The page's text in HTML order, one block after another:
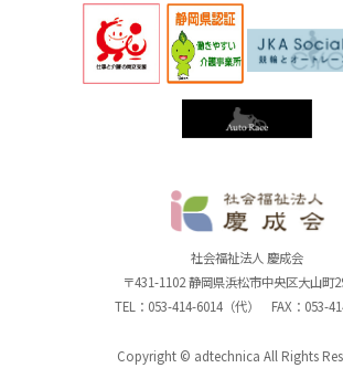
社会福祉法人 慶成会
〒431-1102 静岡県浜松市中央区大山町
TEL：053-414-6014（代） FAX：053-
Copyright © adtechnica All Rights